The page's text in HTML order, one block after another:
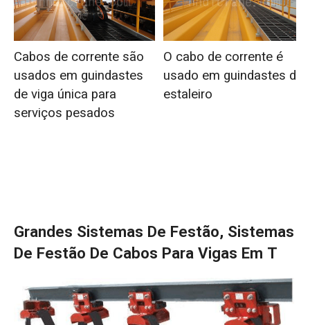
Cabos de corrente são
usados em guindastes
de viga única para
serviços pesados
O cabo de corrente é
usado em guindastes de
estaleiro
Grandes Sistemas De Festão, Sistemas
De Festão De Cabos Para Vigas Em T